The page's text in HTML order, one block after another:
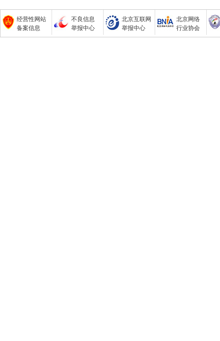
经营性网站
备案信息
不良信息
举报中心
北京互联网
举报中心
北京网络
行业协会